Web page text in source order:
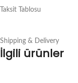
Taksit Tablosu
Shipping & Delivery
İlgili ürünler